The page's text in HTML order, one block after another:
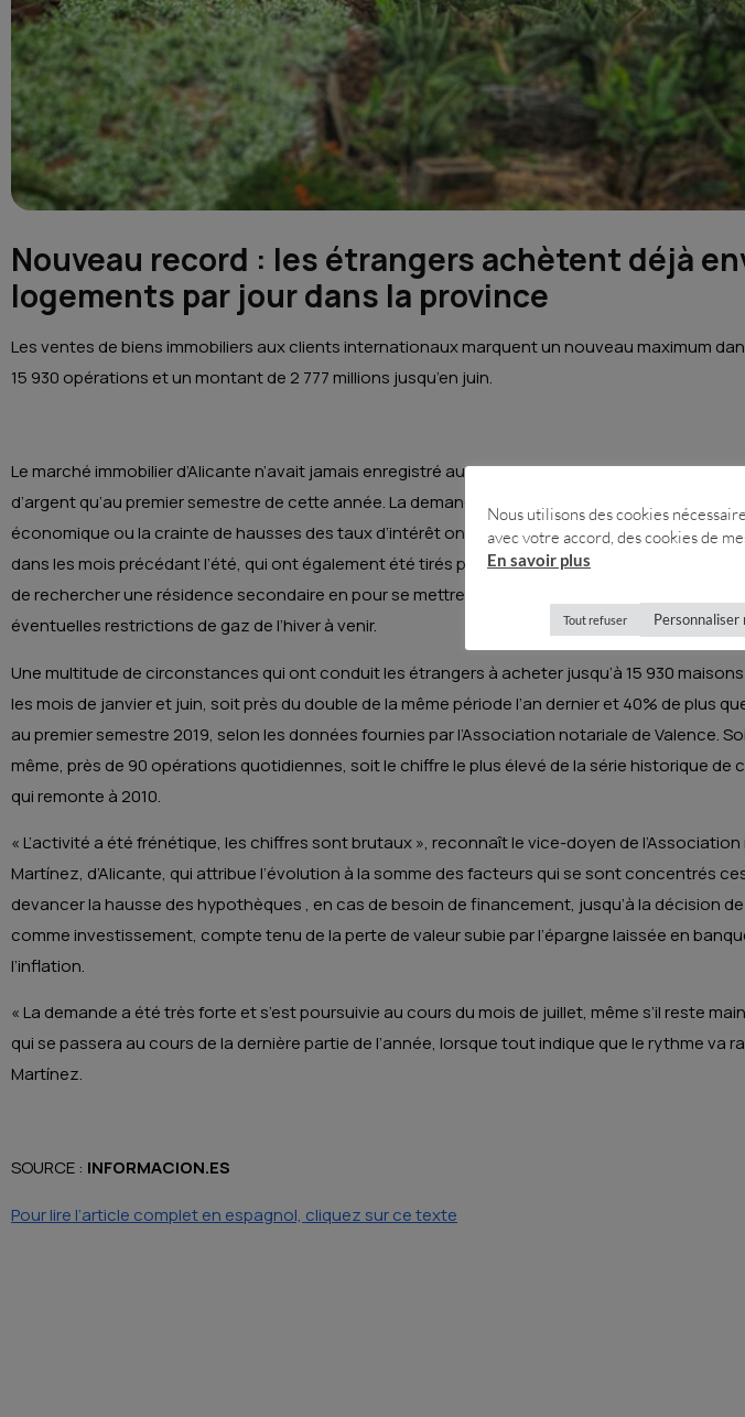
Nouveau record : les étrangers achètent déjà
logements par jour dans la province
Les ventes de biens immobiliers aux clients internationaux marquent un nouveau maximum
15 930 opérations et un montant de 2 777 millions jusqu’en juin.
Le marché immobilier d’Alicante n’avait jamais enregistré autant d’acheteurs internationaux ni
d’argent qu’au premier semestre de cette année. La demande retenue pendant la pandémie, la
économique ou la crainte de hausses des taux d’intérêt ont notamment accéléré le volume
dans les mois précédant l’été, qui ont également été tirés par la décision de nombreux citoyens
de rechercher une résidence secondaire en pour se mettre à l’abri des conséquences de la
éventuelles restrictions de gaz de l’hiver à venir.
Une multitude de circonstances qui ont conduit les étrangers à acheter jusqu’à 15 930
les mois de janvier et juin, soit près du double de la même période l’an dernier et 40% de plus
au premier semestre 2019, selon les données fournies par l’Association notariale de Valence.
même, près de 90 opérations quotidiennes, soit le chiffre le plus élevé de la série historique de
qui remonte à 2010.
« L’activité a été frénétique, les chiffres sont brutaux », reconnaît le vice-doyen de
Martínez, d’Alicante, qui attribue l’évolution à la somme des facteurs qui se sont concentrés
devancer la hausse des hypothèques , en cas de besoin de financement, jusqu’à la décision
comme investissement, compte tenu de la perte de valeur subie par l’épargne laissée en
l’inflation.
« La demande a été très forte et s’est poursuivie au cours du mois de juillet, même s’il reste
qui se passera au cours de la dernière partie de l’année, lorsque tout indique que le rythme va
Martínez.
SOURCE : INFORMACION.ES
Pour lire l’article complet en espagnol, cliquez sur ce texte
Nous utilisons des cookies
avec votre accord, des cookies de
En savoir plus
Tout refuser Personnaliser